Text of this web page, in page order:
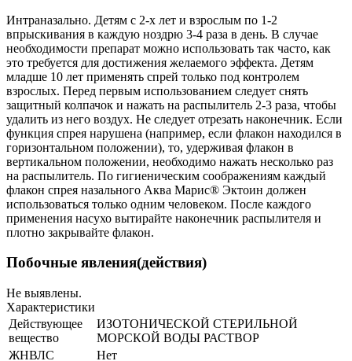
Интраназально. Детям с 2-х лет и взрослым по 1-2
впрыскивания в каждую ноздрю 3-4 раза в день. В случае
необходимости препарат можно использовать так часто, как
это требуется для достижения желаемого эффекта. Детям
младше 10 лет применять спрей только под контролем
взрослых. Перед первым использованием следует снять
защитный колпачок и нажать на распылитель 2-3 раза, чтобы
удалить из него воздух. Не следует отрезать наконечник. Если
функция спрея нарушена (например, если флакон находился в
горизонтальном положении), то, удерживая флакон в
вертикальном положении, необходимо нажать несколько раз
на распылитель. По гигиеническим соображениям каждый
флакон спрея назального Аква Марис® Эктоин должен
использоваться только одним человеком. После каждого
применения насухо вытирайте наконечник распылителя и
плотно закрывайте флакон.
Побочные явления(действия)
Не выявлены.
Характеристики
Действующее
вещество
ИЗОТОНИЧЕСКОЙ СТЕРИЛЬНОЙ
МОРСКОЙ ВОДЫ РАСТВОР
ЖНВЛС
Нет